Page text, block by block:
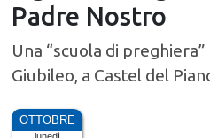
Padre Nostro
Una “scuola di
Giubileo, a Castel del
lunedì